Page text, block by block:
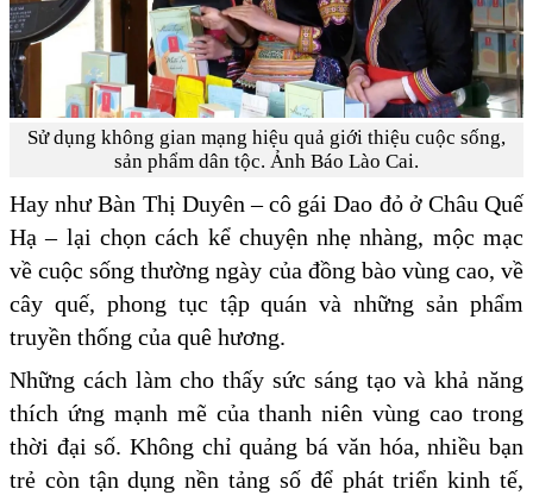
Sử dụng không gian mạng hiệu quả giới thiệu cuộc sống,
sản phẩm dân tộc. Ảnh Báo Lào Cai.
Hay như Bàn Thị Duyên – cô gái Dao đỏ ở Châu Quế
Hạ – lại chọn cách kể chuyện nhẹ nhàng, mộc mạc
về cuộc sống thường ngày của đồng bào vùng cao, về
cây quế, phong tục tập quán và những sản phẩm
truyền thống của quê hương.
Những cách làm cho thấy sức sáng tạo và khả năng
thích ứng mạnh mẽ của thanh niên vùng cao trong
thời đại số. Không chỉ quảng bá văn hóa, nhiều bạn
trẻ còn tận dụng nền tảng số để phát triển kinh tế,